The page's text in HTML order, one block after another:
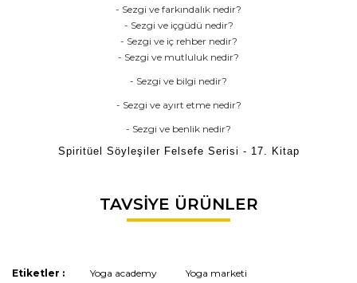
- Sezgi ve farkındalık nedir?
- Sezgi ve içgüdü nedir?
- Sezgi ve iç rehbernedir?
- Sezgi ve mutluluk nedir?
- Sezgi ve bilgi nedir?
- Sezgi ve ayırt etmenedir?
- Sezgi ve benlik nedir?
Spiritüel Söyleşiler Felsefe Serisi - 17. Kitap
Bu ürüne ilk yorumu siz yapın!
Yorum Yaz / Write a comment
Bu ürünün fiyat bilgisi, resim, ürün açıklamalarında ve diğer
konularda yetersiz gördüğünüz noktaları öneri formunu
TAVSİYE ÜRÜNLER
Etiketler : Yoga academy
Yoga marketi